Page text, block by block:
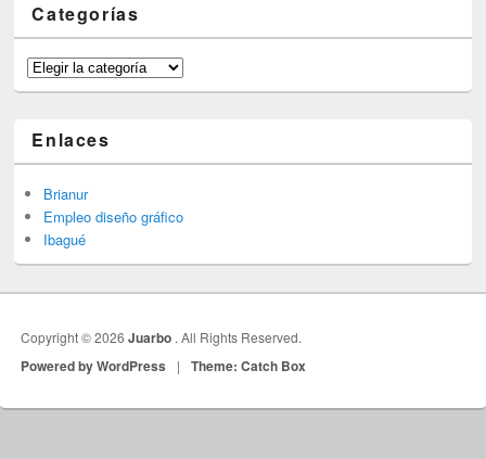
Categorías
Categorías
Enlaces
Brianur
Empleo diseño gráfico
Ibagué
Copyright © 2026Juarbo . All Rights Reserved.
Powered by WordPress | Theme: Catch Box